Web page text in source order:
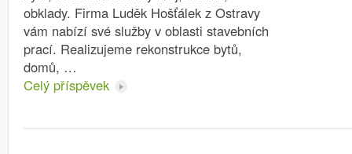
obklady. Firma Luděk Hošťálek z Ostravy
vám nabízí své služby v oblasti stavebních
prací. Realizujeme rekonstrukce bytů,
domů, …
Celý příspěvek